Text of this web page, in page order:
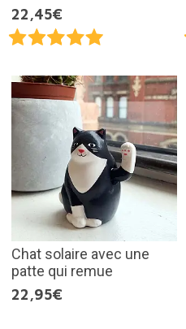
22,45€
Chat solaire avec une
patte qui remue
22,95€